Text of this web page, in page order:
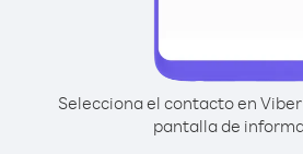
Selecciona el contacto en
pantalla de